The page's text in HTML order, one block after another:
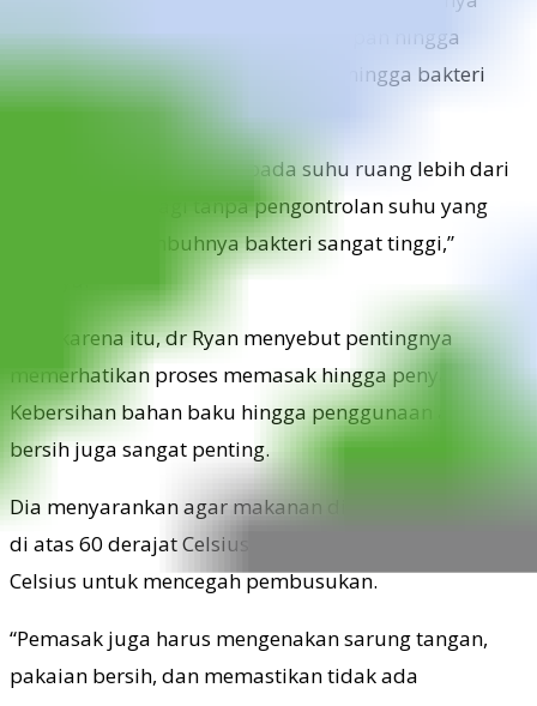
kontaminasi. Pasalnya, jarak penyiapan hingga
penyajian makanan terlalu lama sehingga bakteri
berkembang biak.
“Jika makanan disimpan pada suhu ruang lebih dari
enam jam, apalagi tanpa pengontrolan suhu yang
tepat, risiko tumbuhnya bakteri sangat tinggi,”
Oleh karena itu, dr Ryan menyebut pentingnya
memerhatikan proses memasak hingga penyajian.
Kebersihan bahan baku hingga penggunaan air
bersih juga sangat penting.
Dia menyarankan agar makanan disimpan pada suhu
di atas 60 derajat Celsius atau di bawah 5 derajat
Celsius untuk mencegah pembusukan.
“Pemasak juga harus mengenakan sarung tangan,
pakaian bersih, dan memastikan tidak ada